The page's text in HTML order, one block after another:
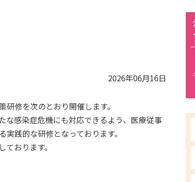
2026年06月16日
修を次のとおり開催します。
な感染症危機にも対応できるよう、医療従事
践的な研修となっております。
おります。